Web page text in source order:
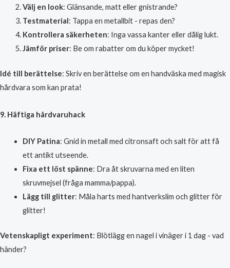
Välj en look: Glänsande, matt eller gnistrande?
Testmaterial: Tappa en metallbit - repas den?
Kontrollera säkerheten: Inga vassa kanter eller dålig lukt.
Jämför priser: Be om rabatter om du köper mycket!
Idé till berättelse: Skriv en berättelse om en handväska med magisk
hårdvara som kan prata!
9. Häftiga hårdvaruhack
DIY Patina: Gnid in metall med citronsaft och salt för att få
ett antikt utseende.
Fixa ett löst spänne: Dra åt skruvarna med en liten
skruvmejsel (fråga mamma/pappa).
Lägg till glitter: Måla harts med hantverkslim och glitter för
glitter!
Vetenskapligt experiment: Blötlägg en nagel i vinäger i 1 dag - vad
händer?